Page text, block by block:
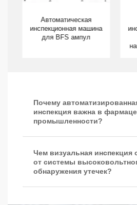
Автоматическая
инспекционная машина
для BFS ампул
Почему
инспекция важна в
промышленности?
Чем визуальная инспекция
от системы
обнаружения утечек?